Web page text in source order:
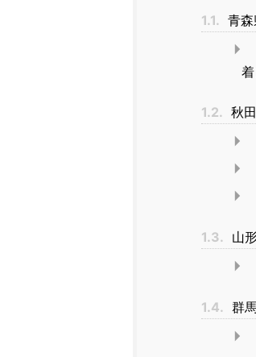
1.1. 青
着
1.2. 秋
1.3. 山
1.4. 群